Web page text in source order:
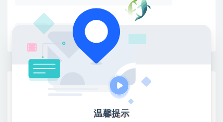
收藏 海报 链接
网赚基地简介
❤本站：本站整合多方资源站，主要面向互联网创业
温馨提示